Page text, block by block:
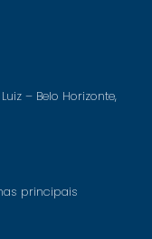
– Belo Horizonte,
principais